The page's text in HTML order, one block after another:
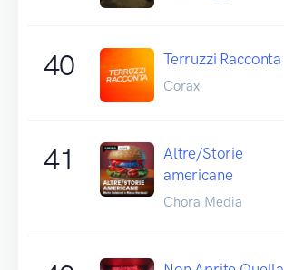
40 Terruzzi Racconta
Corax
41
Altre/Storie
americane
Chora Media